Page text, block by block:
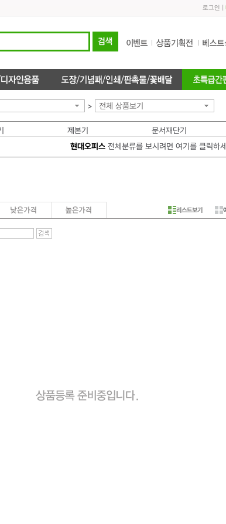
로그인
> 전체 상품보기
제본기 문서재단기
현대오피스전체분류를 보시려면 여기를 클릭하
리스트보기